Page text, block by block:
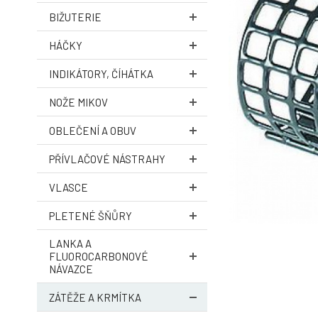
BIŽUTERIE
HÁČKY
INDIKÁTORY, ČÍHÁTKA
NOŽE MIKOV
OBLEČENÍ A OBUV
PŘÍVLAČOVÉ NÁSTRAHY
VLASCE
PLETENÉ ŠŇŮRY
LANKA A
FLUOROCARBONOVÉ
NÁVAZCE
ZÁTĚŽE A KRMÍTKA